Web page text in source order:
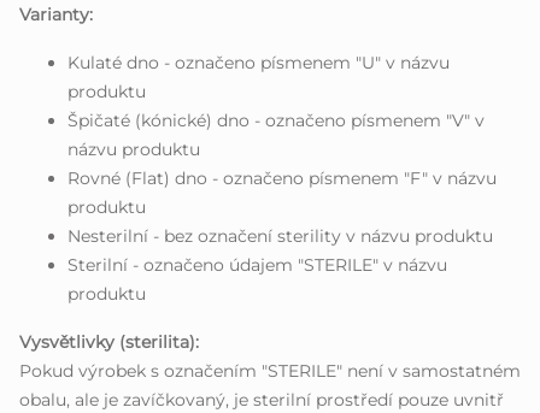
Varianty:
Kulaté dno - označeno písmenem "U" v názvu
produktu
Špičaté (kónické) dno - označeno písmenem "V" v
názvu produktu
Rovné (Flat) dno - označeno písmenem "F" v názvu
produktu
Nesterilní - bez označení sterility v názvu produktu
Sterilní - označeno údajem "STERILE" v názvu
produktu
Vysvětlivky (sterilita):
Pokud výrobek s označením "STERILE" není v samostatném
obalu, ale je zavíčkovaný, je sterilní prostředí pouze uvnitř